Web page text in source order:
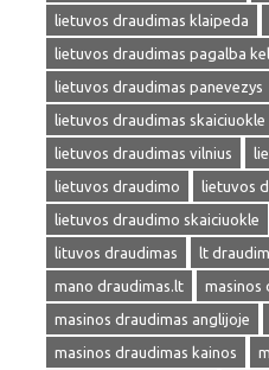
lietuvos draudimas klaipeda
lietuvos draudimas pagalba
lietuvos draudimas panevezys
lietuvos draudimas skaiciuokle
lietuvos draudimas vilnius
lietuvos draudimo
lietuvos
lietuvos draudimo skaiciuokle
lituvos draudimas
lt
mano draudimas.lt
masinos
masinos draudimas anglijoje
masinos draudimas kainos